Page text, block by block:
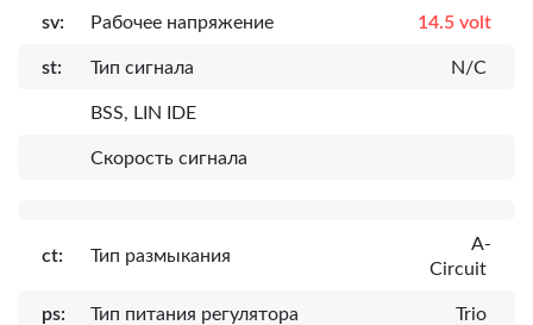
sv: Рабочее напряжение 14.5 volt
st: Тип сигнала N/C
BSS, LIN IDE
Скорость сигнала
ct: Тип размыкания
A-
Circuit
ps: Тип питания регулятора Trio